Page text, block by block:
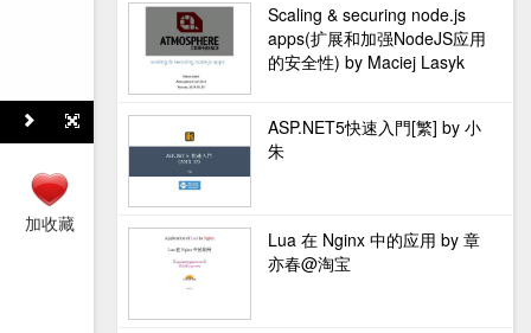
Scaling & securing node.js
apps(扩展和加强NodeJS应用
的安全性) by Maciej Lasyk
ASP.NET5快速入門[繁] by 小
朱
Lua 在 Nginx 中的应用 by 章
亦春@淘宝
加收藏